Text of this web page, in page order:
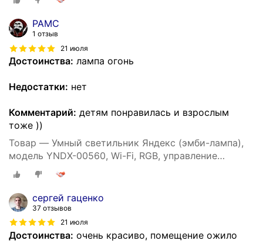
PAMC
1 отзыв
21 июля
Достоинства: лампа огонь
Недостатки: нет
Комментарий: детям понравилась и взрослым
тоже ))
Товар — Умный светильник Яндекс (эмби-лампа),
модель YNDX-00560, Wi-Fi, RGB, управление
голосом, белый
сергей гаценко
37 отзывов
21 июля
Достоинства: очень красиво, помещение ожило